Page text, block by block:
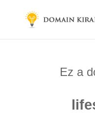
Ez a